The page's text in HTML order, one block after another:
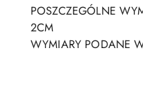
POSZCZEGÓLNE
2CM
WYMIARY PODANE